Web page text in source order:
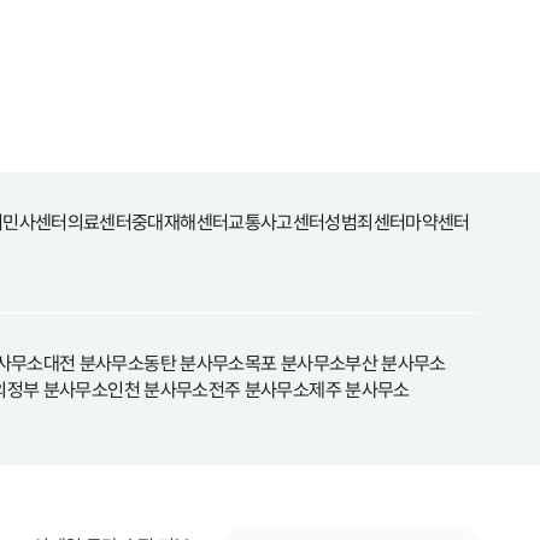
민사센터의료센터중대재해센터교통사고센터성범죄센터마약센터
무소대전 분사무소동탄 분사무소목포 분사무소부산 분사무소
정부 분사무소인천 분사무소전주 분사무소제주 분사무소